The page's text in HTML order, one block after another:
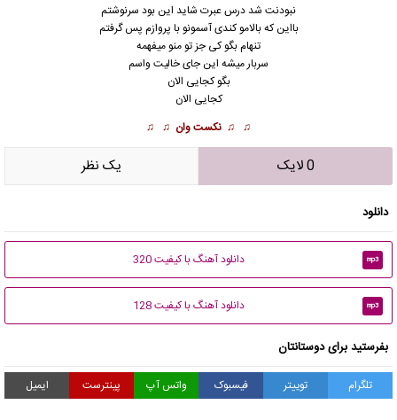
نبودنت شد درس عبرت شاید این بود سرنوشتم
بااین که بالامو کندی آسمونو با پروازم پس گرفتم
تنهام بگو کی جز تو منو میفهمه
سربار میشه این جای خالیت واسم
بگو کجایی الان
کجایی الان
♫ ♫ نکست وان ♫ ♫
0 لایک يک نظر
دانلود
mp3 دانلود آهنگ با کیفیت 320
mp3 دانلود آهنگ با کیفیت 128
بفرستید برای دوستانتان
تلگرام توییتر فیسبوک واتس آپ پینترست ایمیل